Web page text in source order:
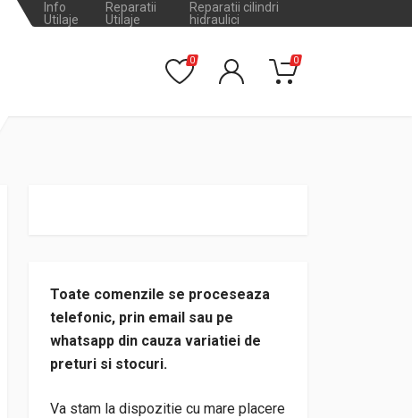
Info
Utilaje
Reparatii
Utilaje
Reparatii cilindri
hidraulici
0 0
Toate comenzile se proceseaza
telefonic, prin email sau pe
whatsapp din cauza variatiei de
preturi si stocuri.
Va stam la dispozitie cu mare placere